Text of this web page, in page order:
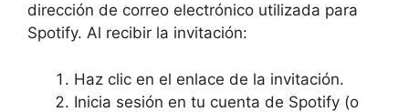
dirección de correo electrónico utilizada para
Spotify. Al recibir la invitación:
Haz clic en el enlace de la invitación.
Inicia sesión en tu cuenta de Spotify (o